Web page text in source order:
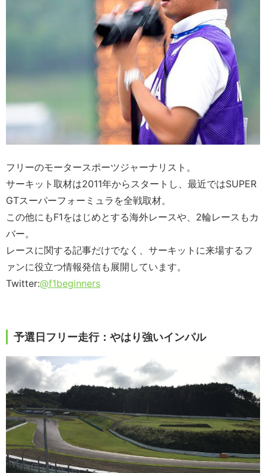
フリーのモータースポーツジャーナリスト。
サーキット取材は2011年からスタートし、最近ではSUPER
GTスーパーフォーミュラを全戦取材。
この他にもF1をはじめとする海外レースや、2輪レースもカ
バー。
レースに関する記事だけでなく、サーキットに来場するフ
ァンに役立つ情報発信も展開しています。
Twitter:@f1beginners
予選日フリー走行：やはり強いインパル